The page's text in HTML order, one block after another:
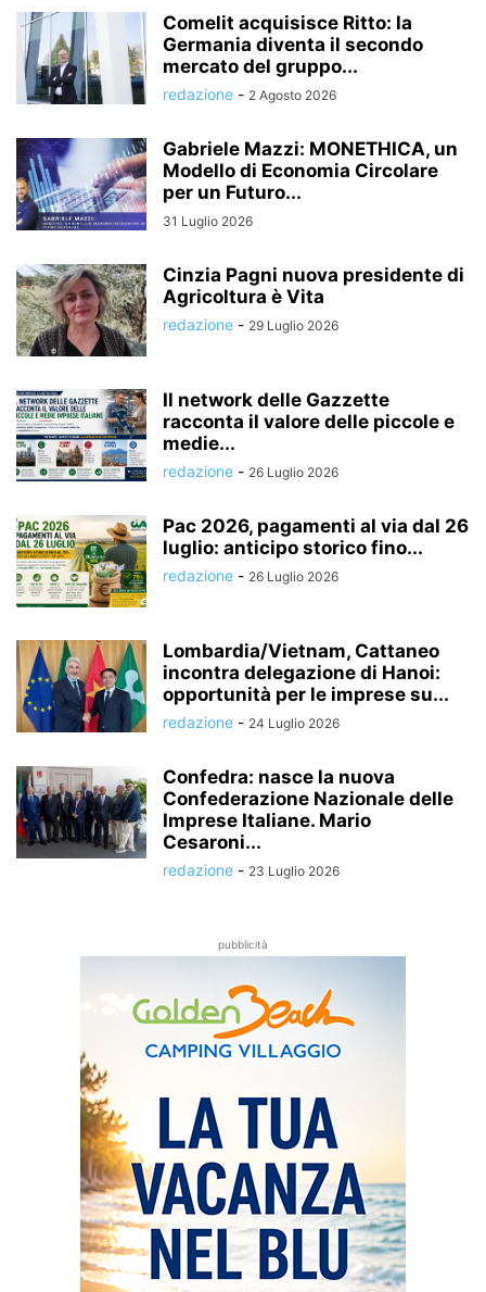
Comelit acquisisce Ritto: la
Germania diventa il secondo
mercato del gruppo...
redazione - 2 Agosto 2026
Gabriele Mazzi: MONETHICA, un
Modello di Economia Circolare
per un Futuro...
31 Luglio 2026
Cinzia Pagni nuova presidente di
Agricoltura è Vita
redazione - 29 Luglio 2026
Il network delle Gazzette
racconta il valore delle piccole e
medie...
redazione - 26 Luglio 2026
Pac 2026, pagamenti al via dal 26
luglio: anticipo storico fino...
redazione - 26 Luglio 2026
Lombardia/Vietnam, Cattaneo
incontra delegazione di Hanoi:
opportunità per le imprese su...
redazione - 24 Luglio 2026
Confedra: nasce la nuova
Confederazione Nazionale delle
Imprese Italiane. Mario
Cesaroni...
redazione - 23 Luglio 2026
pubblicità